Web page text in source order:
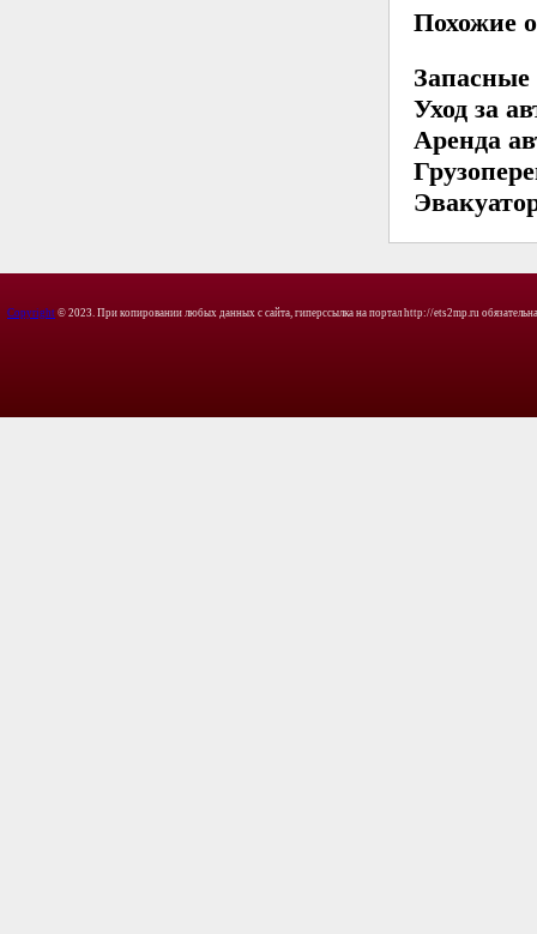
Похожие
Уход за
Аренда
Copyright © 2023. При копировании любых данных с сайта, гиперссылка на портал http://ets2mp.ru